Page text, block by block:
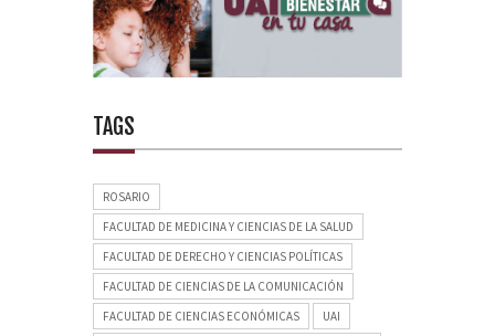
TAGS
ROSARIO
FACULTAD DE MEDICINA Y CIENCIAS DE LA SALUD
FACULTAD DE DERECHO Y CIENCIAS POLÍTICAS
FACULTAD DE CIENCIAS DE LA COMUNICACIÓN
FACULTAD DE CIENCIAS ECONÓMICAS
UAI